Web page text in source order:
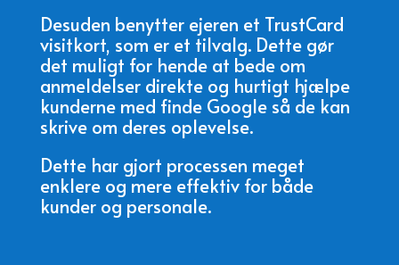
Desuden benytter ejeren et TrustCard
visitkort, som er et tilvalg. Dette gør
det muligt for hende at bede om
anmeldelser direkte og hurtigt hjælpe
kunderne med finde Google så de kan
skrive om deres oplevelse.
Dette har gjort processen meget
enklere og mere effektiv for både
kunder og personale.